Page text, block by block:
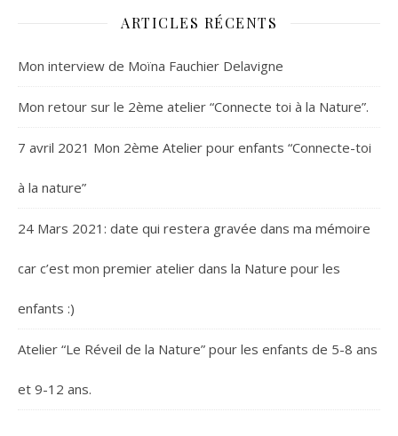
ARTICLES RÉCENTS
Mon interview de Moïna Fauchier Delavigne
Mon retour sur le 2ème atelier “Connecte toi à la Nature”.
7 avril 2021 Mon 2ème Atelier pour enfants “Connecte-toi
à la nature”
24 Mars 2021: date qui restera gravée dans ma mémoire
car c’est mon premier atelier dans la Nature pour les
enfants :)
Atelier “Le Réveil de la Nature” pour les enfants de 5-8 ans
et 9-12 ans.